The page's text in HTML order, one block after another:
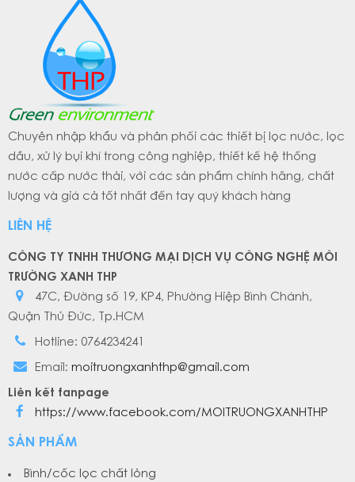
Chuyên nhập khẩu và phân phối các thiết bị lọc nước, lọc
dầu, xử lý bụi khí trong công nghiệp, thiết kế hệ thống
nước cấp nước thải, với các sản phẩm chính hãng, chất
lượng và giá cả tốt nhất đến tay quý khách hàng
LIÊN HỆ
CÔNG TY TNHH THƯƠNG MẠI DỊCH VỤ CÔNG NGHỆ MÔI
TRƯỜNG XANH THP
47C, Đường số 19, KP4, Phường Hiệp Bình Chánh,
Quận Thủ Đức, Tp.HCM
Hotline: 0764234241
Email: moitruongxanhthp@gmail.com
Liên kết fanpage
https://www.facebook.com/MOITRUONGXANHTHP
SẢN PHẨM
Bình/cốc lọc chất lỏng